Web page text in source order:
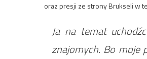
oraz presji ze strony Brukseli w
Ja na temat
znajomych. Bo moje